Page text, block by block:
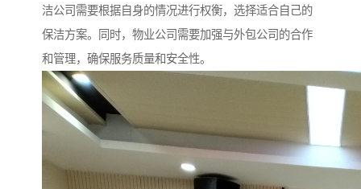
洁公司需要根据自身的情况进行权衡，选择适合自己的
保洁方案。同时，物业公司需要加强与外包公司的合作
和管理，确保服务质量和安全性。